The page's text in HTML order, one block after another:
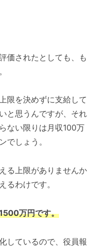
価されたとしても、も
限を決めずに支給して
と思うんですが、それ
ない限りは月収100万
でしょう。
る上限がありませんか
るわけです。
万円です。
しているので、役員報